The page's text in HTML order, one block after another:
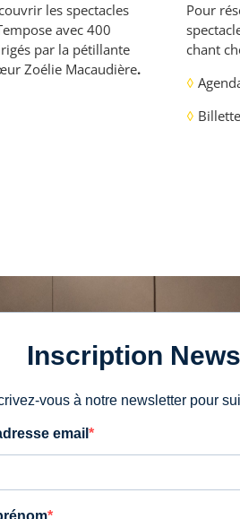
les spectacles
avec 400
par la pétillante
Zoélie Macaudière.
Pour
chant
◊
◊